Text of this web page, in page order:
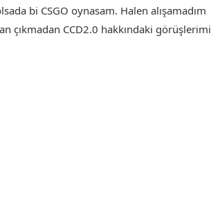
bi CSGO oynasam. Halen alışamadım
çıkmadan CCD2.0 hakkındaki görüşlerimi